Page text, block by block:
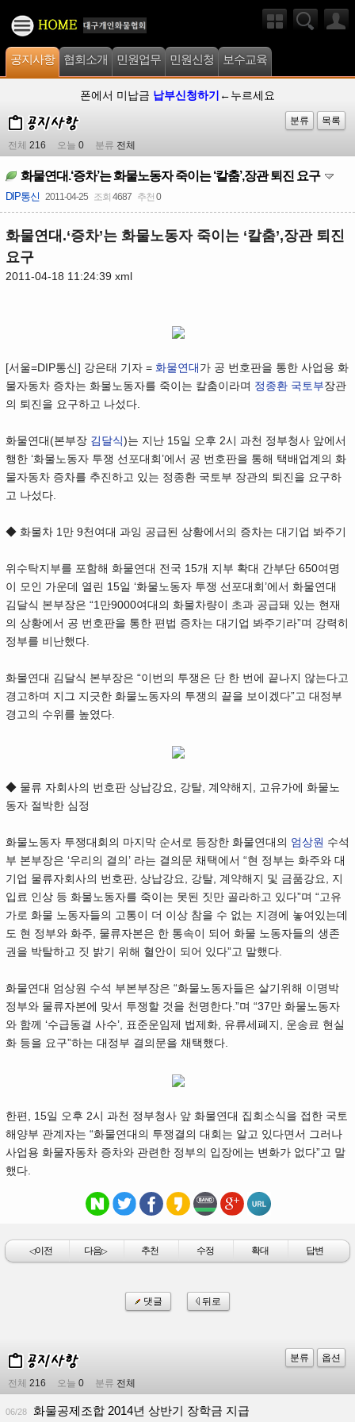
공지사항 협회소개 민원업무 민원신청 보수교육
폰에서 미납금 납부신청하기 ←누르세요
분류 목록
전체 216 오늘 0 분류 전체
화물연대.‘증차’는 화물노동자 죽이는 ‘칼춤’,장관 퇴진 요구
DIP통신 2011-04-25 조회 4687 추천 0
화물연대.‘증차’는 화물노동자 죽이는 ‘칼춤’,장관 퇴진
요구
2011-04-18 11:24:39 xml
[서울=DIP통신] 강은태 기자 = 화물연대가 공 번호판을 통한 사업용 화
물자동차 증차는 화물노동자를 죽이는 칼춤이라며 정종환 국토부장관
의 퇴진을 요구하고 나섰다.
화물연대(본부장 김달식)는 지난 15일 오후 2시 과천 정부청사 앞에서
행한 ‘화물노동자 투쟁 선포대회’에서 공 번호판을 통해 택배업계의 화
물자동차 증차를 추진하고 있는 정종환 국토부 장관의 퇴진을 요구하
고 나섰다.
◆ 화물차 1만 9천여대 과잉 공급된 상황에서의 증차는 대기업 봐주기
위수탁지부를 포함해 화물연대 전국 15개 지부 확대 간부단 650여명
이 모인 가운데 열린 15일 ‘화물노동자 투쟁 선포대회’에서 화물연대
김달식 본부장은 “1만9000여대의 화물차량이 초과 공급돼 있는 현재
의 상황에서 공 번호판을 통한 편법 증차는 대기업 봐주기라”며 강력히
정부를 비난했다.
화물연대 김달식 본부장은 “이번의 투쟁은 단 한 번에 끝나지 않는다고
경고하며 지그 지긋한 화물노동자의 투쟁의 끝을 보이겠다”고 대정부
경고의 수위를 높였다.
◆ 물류 자회사의 번호판 상납강요, 강탈, 계약해지, 고유가에 화물노
동자 절박한 심정
화물노동자 투쟁대회의 마지막 순서로 등장한 화물연대의 엄상원 수석
부 본부장은 ‘우리의 결의’ 라는 결의문 채택에서 “현 정부는 화주와 대
기업 물류자회사의 번호판, 상납강요, 강탈, 계약해지 및 금품강요, 지
입료 인상 등 화물노동자를 죽이는 못된 짓만 골라하고 있다”며 “고유
가로 화물 노동자들의 고통이 더 이상 참을 수 없는 지경에 놓여있는데
도 현 정부와 화주, 물류자본은 한 통속이 되어 화물 노동자들의 생존
권을 박탈하고 짓 밝기 위해 혈안이 되어 있다”고 말했다.
화물연대 엄상원 수석 부본부장은 “화물노동자들은 살기위해 이명박
정부와 물류자본에 맞서 투쟁할 것을 천명한다.”며 “37만 화물노동자
와 함께 ‘수급동결 사수’, 표준운임제 법제화, 유류세폐지, 운송료 현실
화 등을 요구”하는 대정부 결의문을 채택했다.
한편, 15일 오후 2시 과천 정부청사 앞 화물연대 집회소식을 접한 국토
해양부 관계자는 “화물연대의 투쟁결의 대회는 알고 있다면서 그러나
사업용 화물자동차 증차와 관련한 정부의 입장에는 변화가 없다”고 말
했다.
◁이전 다음▷ 추천 수정 확대 답변
댓글 뒤로
분류 옵션
전체 216 오늘 0 분류 전체
06/28 화물공제조합 2014년 상반기 장학금 지급